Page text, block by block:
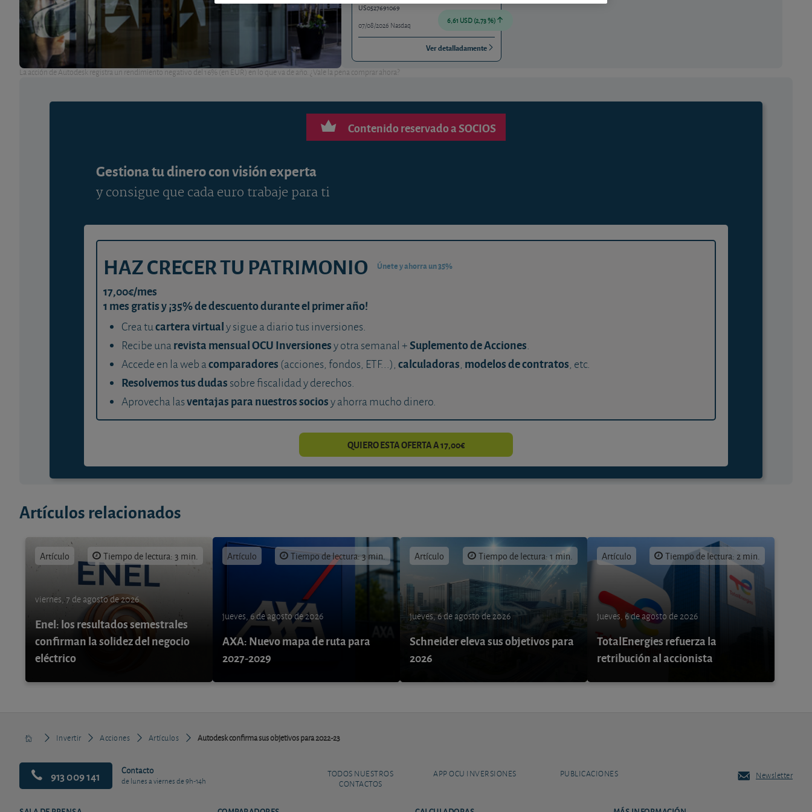
La acción de Autodesk registra un rendimiento negativo del 16% (en EUR) en lo que va de año. ¿Vale la pena comprar ahora?
US0527691069
07/08/2026 Nasdaq
6,61 USD (2,73 %)
Ver detalladamente
Contenido reservado a SOCIOS
Gestiona tu dinero con visión experta
y consigue que cada euro trabaje para ti
HAZ CRECER TU PATRIMONIO Únete y ahorra un 35%
17,00€/mes
1 mes gratis y ¡35% de descuento durante el primer año!
Crea tucartera virtualy sigue a diario tus inversiones.
Recibe unarevista mensual OCU Inversionesy otra semanal +Suplemento de Acciones.
Accede en la web acomparadores (acciones, fondos, ETF...), calculadoras, modelos de contratos, etc.
Resolvemos tus dudas sobre fiscalidad y derechos.
Aprovecha lasventajas para nuestros sociosy ahorra mucho dinero.
QUIERO ESTA OFERTA A 17,00€
Artículos relacionados
Artículo Tiempo de lectura: 3 min.
viernes, 7 de agosto de 2026
Enel: los resultados semestrales
confirman la solidez del negocio
eléctrico
Artículo Tiempo de lectura: 3 min.
jueves, 6 de agosto de 2026
AXA: Nuevo mapa de ruta para
2027-2029
Artículo Tiempo de lectura: 1 min.
jueves, 6 de agosto de 2026
Schneider eleva sus objetivos para
2026
Artículo Tiempo de lectura: 2 min.
jueves, 6 de agosto de 2026
TotalEnergies refuerza la
retribución al accionista
Invertir Acciones Artículos Autodesk confirma sus objetivos para 2022-23
913 009 141 Contacto
de lunes a viernes de 9h-14h
TODOS NUESTROS
CONTACTOS
APP OCU INVERSIONES PUBLICACIONES Newsletter